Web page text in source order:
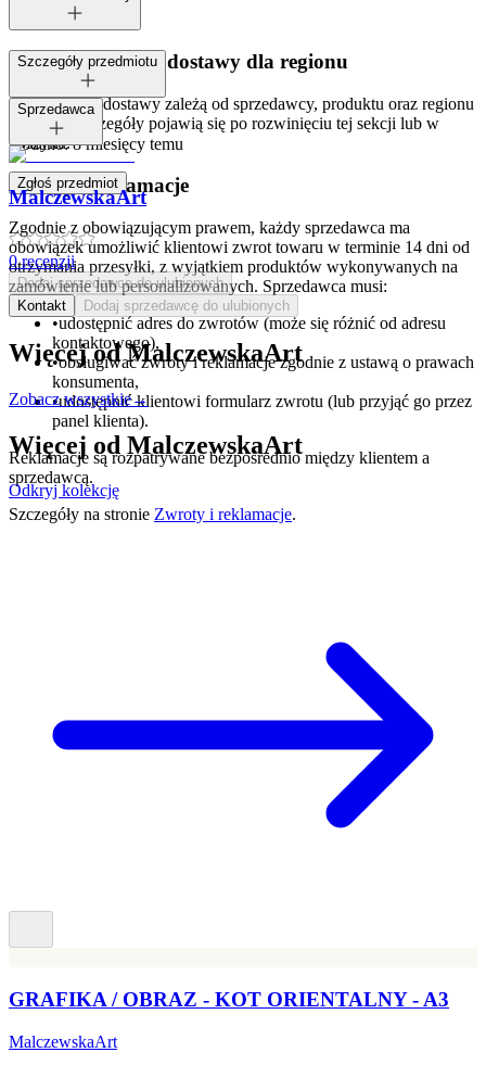
Dostępne metody dostawy dla regionu
Opcje i koszt dostawy zależą od sprzedawcy, produktu oraz regionu
dostawy. Szczegóły pojawią się po rozwinięciu tej sekcji lub w
koszyku.
Zwroty i reklamacje
Zgodnie z obowiązującym prawem, każdy sprzedawca ma
obowiązek umożliwić klientowi zwrot towaru w terminie 14 dni od
otrzymania przesyłki, z wyjątkiem produktów wykonywanych na
zamówienie lub personalizowanych. Sprzedawca musi:
•udostępnić adres do zwrotów (może się różnić od adresu
kontaktowego),
•obsługiwać zwroty i reklamacje zgodnie z ustawą o prawach
konsumenta,
•udostępnić klientowi formularz zwrotu (lub przyjąć go przez
panel klienta).
Reklamacje są rozpatrywane bezpośrednio między klientem a
sprzedawcą.
Szczegóły na stronie Zwroty i reklamacje.
Szczegóły przedmiotu
Tagi:
Dodano:8 miesięcy temu
Zgłoś przedmiot
Sprzedawca
MalczewskaArt
0recenzji
Dodaj sprzedawcę do ulubionych
Kontakt
Dodaj sprzedawcę do ulubionych
Więcej odMalczewskaArt
Zobacz wszystkie→
Więcej od MalczewskaArt
Odkryj kolekcję
GRAFIKA / OBRAZ - KOT ORIENTALNY - A3
MalczewskaArt